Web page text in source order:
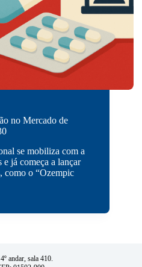
no Mercado de
se mobiliza com a
e já começa a lançar
como o “Ozempic
andar, sala 410.